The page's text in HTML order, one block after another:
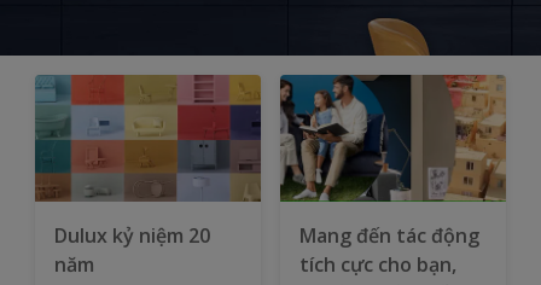
Dulux kỷ niệm 20
năm
Mang đến tác động
tích cực cho bạn,